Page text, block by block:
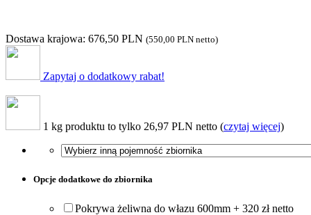
Dostawa krajowa: 676,50 PLN (550,00 PLN netto)
Zapytaj o dodatkowy rabat!
1 kg produktu to tylko 26,97 PLN netto (czytaj więcej)
Opcje dodatkowe do zbiornika
Pokrywa żeliwna do włazu 600mm + 320 zł netto